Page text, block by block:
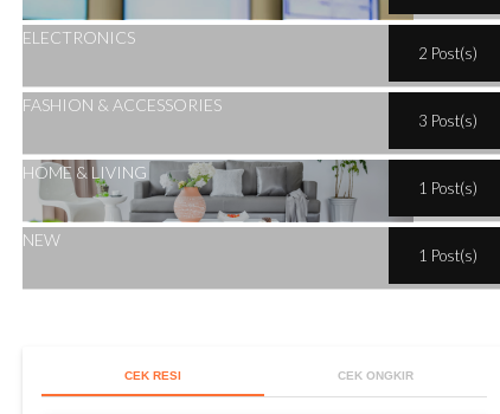
ELECTRONICS
2 Post(s)
FASHION & ACCESSORIES
3 Post(s)
HOME & LIVING
1 Post(s)
NEW
1 Post(s)
CEK RESI CEK ONGKIR